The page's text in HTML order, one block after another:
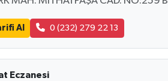
Al 0 (232) 279 22 13
Eczanesi